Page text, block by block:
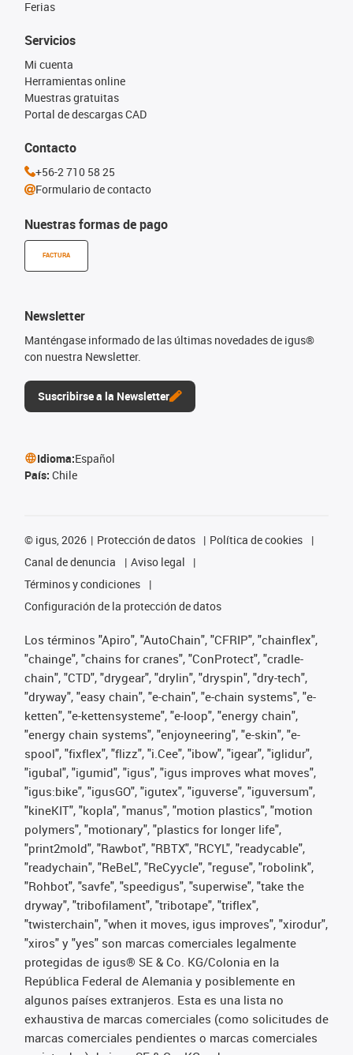
Ferias
Nuestras formas de pago
FACTURA
Servicios
Mi cuenta
Herramientas online
Muestras gratuitas
Portal de descargas CAD
Newsletter
Manténgase informado de las últimas novedades de igus®
con nuestra Newsletter.
Suscribirse a la Newsletter
Contacto
+56-2 710 58 25
Formulario de contacto
Idioma:Español
País: Chile
© igus, 2026 Protección de datos
Política de cookies
Canal de denuncia
Aviso legal
Términos y condiciones
Configuración de la protección de datos
Los términos "Apiro", "AutoChain", "CFRIP", "chainflex",
"chainge", "chains for cranes", "ConProtect", "cradle-
chain", "CTD", "drygear", "drylin", "dryspin", "dry-tech",
"dryway", "easy chain", "e-chain", "e-chain systems", "e-
ketten", "e-kettensysteme", "e-loop", "energy chain",
"energy chain systems", "enjoyneering", "e-skin", "e-
spool", "fixflex", "flizz", "i.Cee", "ibow", "igear", "iglidur",
"igubal", "igumid", "igus", "igus improves what moves",
"igus:bike", "igusGO", "igutex", "iguverse", "iguversum",
"kineKIT", "kopla", "manus", "motion plastics", "motion
polymers", "motionary", "plastics for longer life",
"print2mold", "Rawbot", "RBTX", "RCYL", "readycable",
"readychain", "ReBeL", "ReCyycle", "reguse", "robolink",
"Rohbot", "savfe", "speedigus", "superwise", "take the
dryway", "tribofilament", "tribotape", "triflex",
"twisterchain", "when it moves, igus improves", "xirodur",
"xiros" y "yes" son marcas comerciales legalmente
protegidas de igus® SE & Co. KG/Colonia en la
República Federal de Alemania y posiblemente en
algunos países extranjeros. Esta es una lista no
exhaustiva de marcas comerciales (como solicitudes de
marcas comerciales pendientes o marcas comerciales